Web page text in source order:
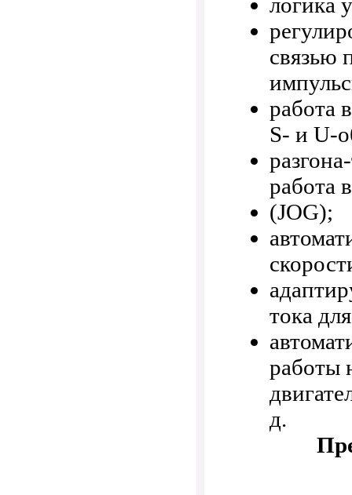
связью
работа
S- и U-
работа
(JOG);
тока
работы
д.